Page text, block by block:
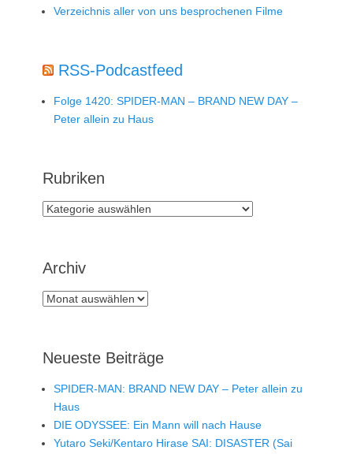
Verzeichnis aller von uns besprochenen Filme
RSS-Podcastfeed
Folge 1420: SPIDER-MAN – BRAND NEW DAY –
Peter allein zu Haus
Rubriken
Rubriken
Archiv
Archiv
Neueste Beiträge
SPIDER-MAN: BRAND NEW DAY – Peter allein zu
Haus
DIE ODYSSEE: Ein Mann will nach Hause
Yutaro Seki/Kentaro Hirase SAI: DISASTER (Sai